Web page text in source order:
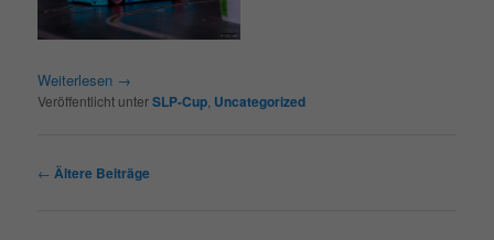
Weiterlesen →
Veröffentlicht unterSLP-Cup Uncategorized
Beitragsnavigation
← Ältere Beiträge